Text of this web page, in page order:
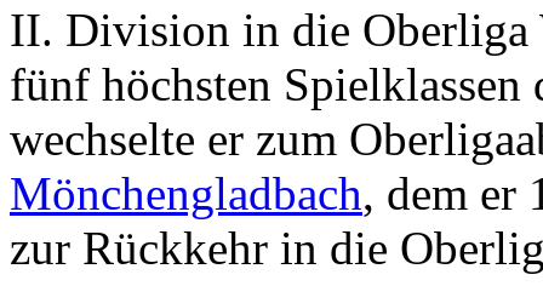
II. Division in die Oberliga
fünf höchsten
wechselte er zum
Mönchengladbach, dem er
zur Rückkehr in die